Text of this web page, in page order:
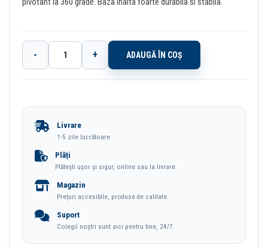
Cantitate
Scaun
Mesh,
Sistem
Abs
Negru
Deli
- + ADAUGĂ ÎN COȘ
Livrare
1-5 zile lucrătoare
Plăți
Plătești ușor și sigur, online sau la livrare.
Magazin
Prețuri accesibile, produse de calitate.
Suport
Colegii noștri sunt aici pentru tine, 24/7.